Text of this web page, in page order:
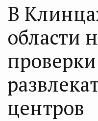
В
области
центров